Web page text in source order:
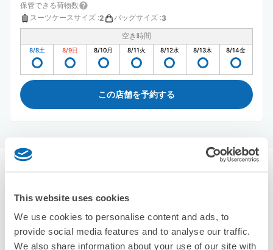
This website uses cookies
We use cookies to personalise content and ads, to
provide social media features and to analyse our traffic.
We also share information about your use of our site with
保管できる荷物数
スーツケースサイズ :2 バッグサイズ :3
空き時間
8/8土 8/9日 8/10月 8/11火 8/12水 8/13木 8/14金
この店舗を予約する
エクボクロークを使って荷物を預けよう